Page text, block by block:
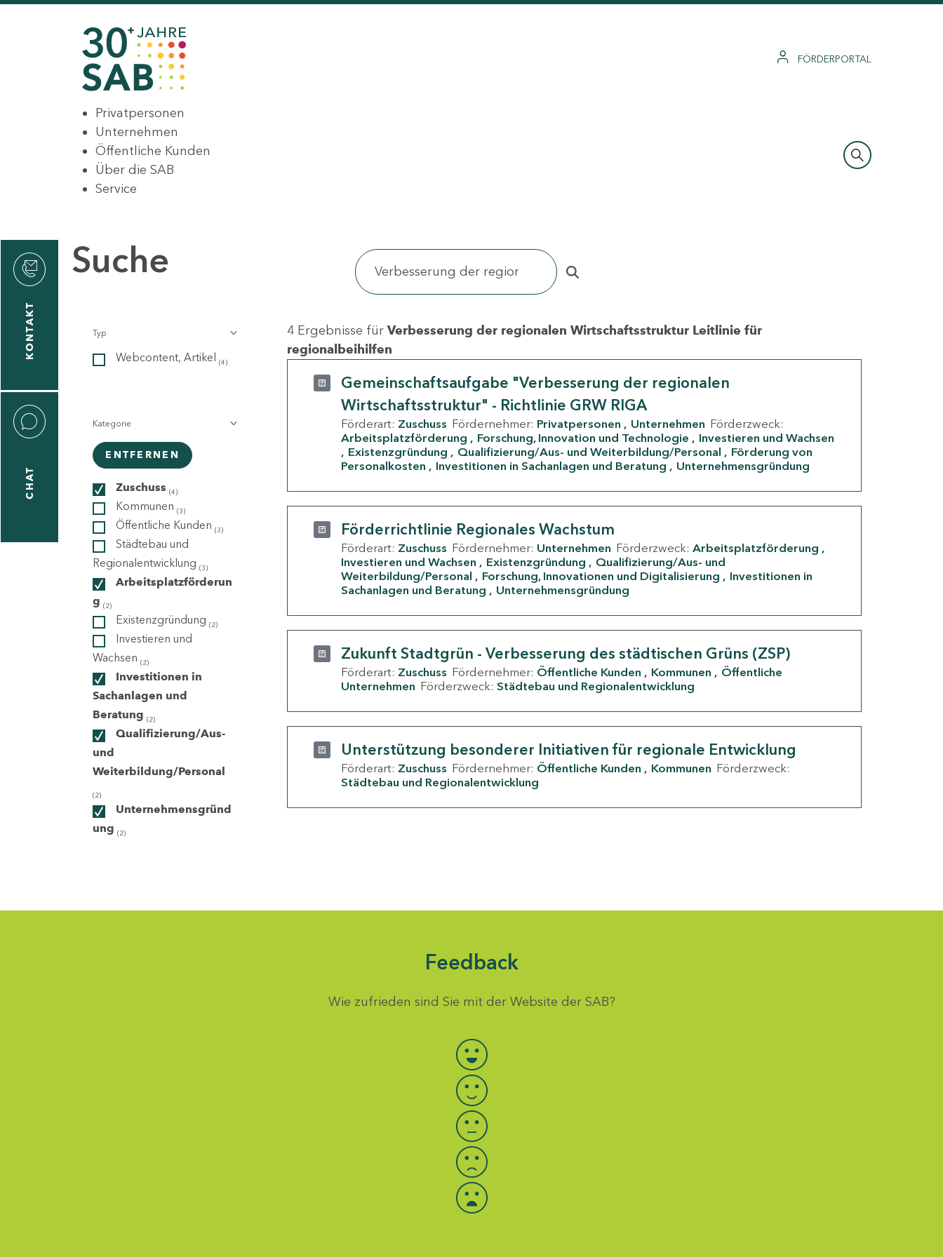
FÖRDERPORTAL
Privatpersonen
Unternehmen
Öffentliche Kunden
Über die SAB
Service
KONTAKT
CHAT
Suche
Typ
Webcontent, Artikel (4)
Kategorie
ENTFERNEN
Zuschuss (4)
Kommunen (3)
Öffentliche Kunden (3)
Städtebau und
Regionalentwicklung (3)
Arbeitsplatzförderun
g (2)
Existenzgründung (2)
Investieren und
Wachsen (2)
Investitionen in
Sachanlagen und
Beratung (2)
Qualifizierung/Aus-
und
Weiterbildung/Personal
(2)
Unternehmensgründ
ung (2)
4 Ergebnisse für Verbesserung der regionalen Wirtschaftsstruktur Leitlinie für
regionalbeihilfen
Gemeinschaftsaufgabe "Verbesserung der regionalen
Wirtschaftsstruktur" - Richtlinie GRW RIGA
Förderart: Zuschuss Fördernehmer: Privatpersonen Unternehmen Förderzweck:
Arbeitsplatzförderung
Forschung, Innovation und Technologie
Investieren und Wachsen
Existenzgründung
Qualifizierung/Aus- und Weiterbildung/Personal
Förderung von
Personalkosten
Investitionen in Sachanlagen und Beratung Unternehmensgründung
Förderrichtlinie Regionales Wachstum
Förderart: Zuschuss Fördernehmer: Unternehmen Förderzweck: Arbeitsplatzförderung
Investieren und Wachsen
Existenzgründung
Qualifizierung/Aus- und
Weiterbildung/Personal
Forschung, Innovationen und Digitalisierung
Investitionen in
Sachanlagen und Beratung
Unternehmensgründung
Zukunft Stadtgrün - Verbesserung des städtischen Grüns (ZSP)
Förderart: Zuschuss Fördernehmer: Öffentliche Kunden Kommunen
Öffentliche
Unternehmen Förderzweck: Städtebau und Regionalentwicklung
Unterstützung besonderer Initiativen für regionale Entwicklung
Förderart: Zuschuss Fördernehmer: Öffentliche Kunden Kommunen Förderzweck:
Städtebau und Regionalentwicklung
Feedback
Wie zufrieden sind Sie mit der Website der SAB?
Bewertung auswählen